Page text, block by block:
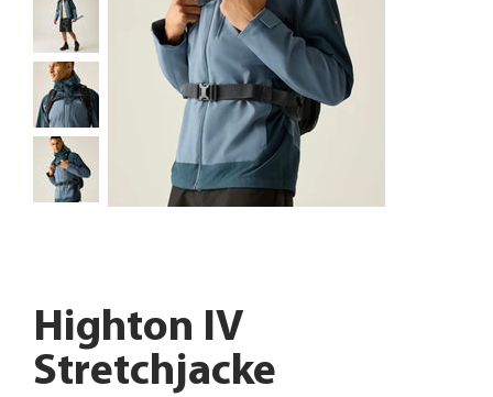
Highton IV
Stretchjacke